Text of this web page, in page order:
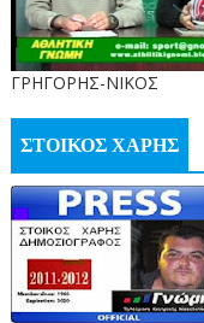
ΓΡΗΓΟΡΗΣ-ΝΙΚΟΣ
ΣΤΟΙΚΟΣ ΧΑΡΗΣ